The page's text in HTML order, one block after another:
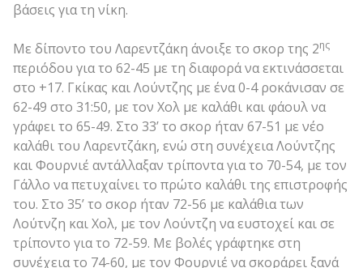
βάσεις για τη νίκη.
Με δίποντο του Λαρεντζάκη άνοιξε το σκορ της 2ης
περιόδου για το 62-45 με τη διαφορά να εκτινάσσεται
στο +17. Γκίκας και Λούντζης με ένα 0-4 ροκάνισαν σε
62-49 στο 31:50, με τον Χολ με καλάθι και φάουλ να
γράφει το 65-49. Στο 33’ το σκορ ήταν 67-51 με νέο
καλάθι του Λαρεντζάκη, ενώ στη συνέχεια Λούντζης
και Φουρνιέ αντάλλαξαν τρίποντα για το 70-54, με τον
Γάλλο να πετυχαίνει το πρώτο καλάθι της επιστροφής
του. Στο 35’ το σκορ ήταν 72-56 με καλάθια των
Λούτνζη και Χολ, με τον Λούντζη να ευστοχεί και σε
τρίποντο για το 72-59. Με βολές γράφτηκε στη
συνέχεια το 74-60, με τον Φουρνιέ να σκοράρει ξανά